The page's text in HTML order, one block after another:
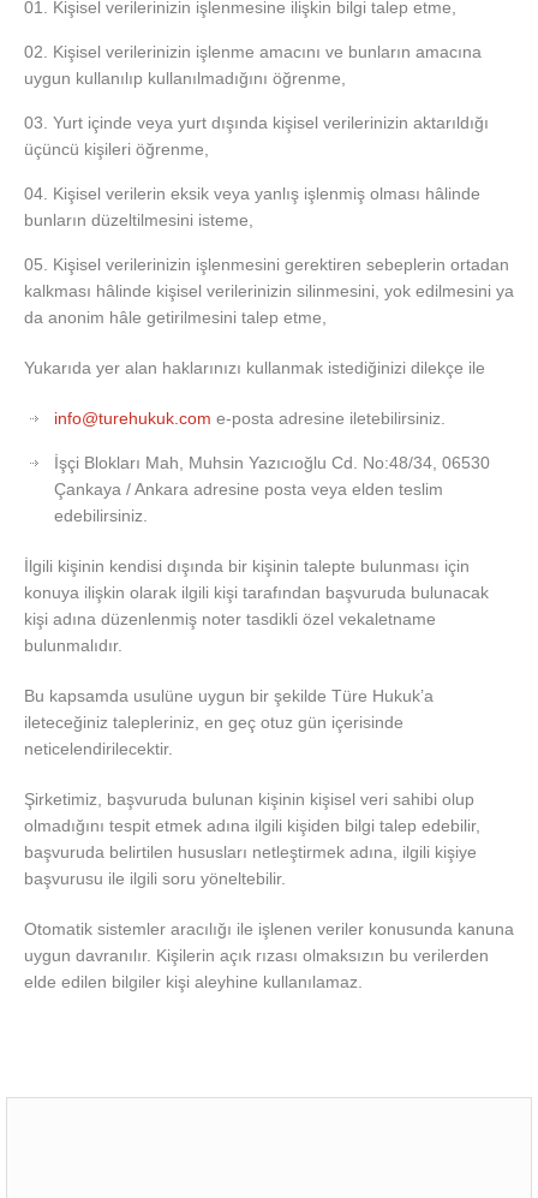
Kişisel verilerinizin işlenmesine ilişkin bilgi talep etme,
Kişisel verilerinizin işlenme amacını ve bunların amacına
uygun kullanılıp kullanılmadığını öğrenme,
Yurt içinde veya yurt dışında kişisel verilerinizin aktarıldığı
üçüncü kişileri öğrenme,
Kişisel verilerin eksik veya yanlış işlenmiş olması hâlinde
bunların düzeltilmesini isteme,
Kişisel verilerinizin işlenmesini gerektiren sebeplerin ortadan
kalkması hâlinde kişisel verilerinizin silinmesini, yok edilmesini ya
da anonim hâle getirilmesini talep etme,
Yukarıda yer alan haklarınızı kullanmak istediğinizi dilekçe ile
info@turehukuk.com e-posta adresine iletebilirsiniz.
İşçi Blokları Mah, Muhsin Yazıcıoğlu Cd. No:48/34, 06530
Çankaya / Ankara adresine posta veya elden teslim
edebilirsiniz.
İlgili kişinin kendisi dışında bir kişinin talepte bulunması için
konuya ilişkin olarak ilgili kişi tarafından başvuruda bulunacak
kişi adına düzenlenmiş noter tasdikli özel vekaletname
bulunmalıdır.
Bu kapsamda usulüne uygun bir şekilde Türe Hukuk’a
ileteceğiniz talepleriniz, en geç otuz gün içerisinde
neticelendirilecektir.
Şirketimiz, başvuruda bulunan kişinin kişisel veri sahibi olup
olmadığını tespit etmek adına ilgili kişiden bilgi talep edebilir,
başvuruda belirtilen hususları netleştirmek adına, ilgili kişiye
başvurusu ile ilgili soru yöneltebilir.
Otomatik sistemler aracılığı ile işlenen veriler konusunda kanuna
uygun davranılır. Kişilerin açık rızası olmaksızın bu verilerden
elde edilen bilgiler kişi aleyhine kullanılamaz.